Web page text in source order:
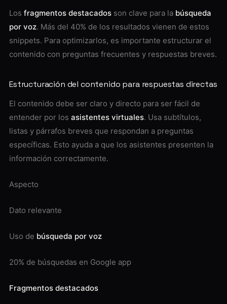
Los fragmentos destacados son clave para la búsqueda
por voz. Más del 40% de los resultados vienen de estos
snippets. Para optimizarlos, es importante estructurar el
contenido con preguntas frecuentes y respuestas breves.
Estructuración del contenido para respuestas directas
El contenido debe ser claro y directo para ser fácil de
entender por los asistentes virtuales. Usa subtítulos,
listas y párrafos breves que respondan a preguntas
específicas. Esto ayuda a que los asistentes presenten la
información correctamente.
Aspecto
Dato relevante
Uso de búsqueda por voz
20% de búsquedas en Google app
Fragmentos destacados